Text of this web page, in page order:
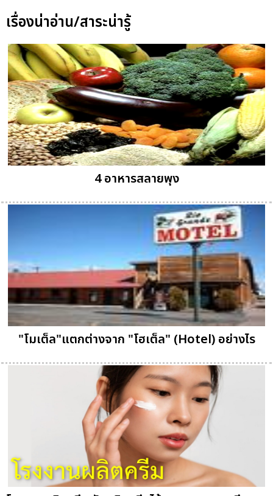
เรื่องน่าอ่าน/สาระน่ารู้
4 อาหารสลายพุง
"โมเต็ล"แตกต่างจาก "โฮเต็ล" (Hotel) อย่างไร